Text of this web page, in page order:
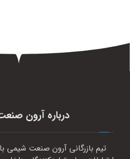
درباره آرون
تیم بازرگانی آرون صنعت شیمی